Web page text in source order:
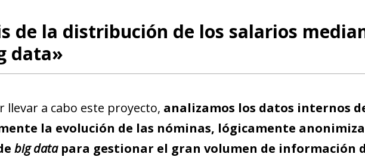
de la distribución de los salarios
data»
llevar a cabo este proyecto, analizamos los datos internos
la evolución de las nóminas, lógicamente
big datapara gestionar el gran volumen de información